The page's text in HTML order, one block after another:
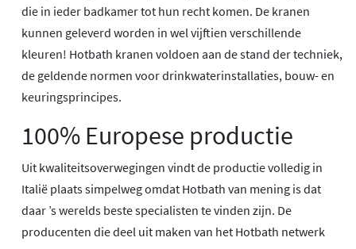
die in ieder badkamer tot hun recht komen. De kranen
kunnen geleverd worden in wel vijftien verschillende
kleuren! Hotbath kranen voldoen aan de stand der techniek,
de geldende normen voor drinkwaterinstallaties, bouw- en
keuringsprincipes.
100% Europese productie
Uit kwaliteitsoverwegingen vindt de productie volledig in
Italië plaats simpelweg omdat Hotbath van mening is dat
daar ’s werelds beste specialisten te vinden zijn. De
producenten die deel uit maken van het Hotbath netwerk